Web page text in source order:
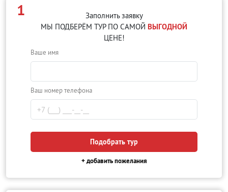
1
Заполнить заявку
МЫ ПОДБЕРЁМ ТУР ПО САМОЙ ВЫГОДНОЙ
ЦЕНЕ!
Ваше имя
Ваш номер телефона
Подобрать тур
+ добавить пожелания